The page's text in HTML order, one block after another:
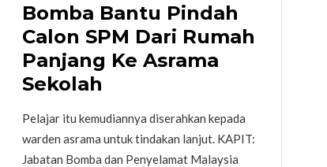
Bomba Bantu Pindah
Calon SPM Dari Rumah
Panjang Ke Asrama
Sekolah
Pelajar itu kemudiannya diserahkan kepada
warden asrama untuk tindakan lanjut. KAPIT:
Jabatan Bomba dan Penyelamat Malaysia